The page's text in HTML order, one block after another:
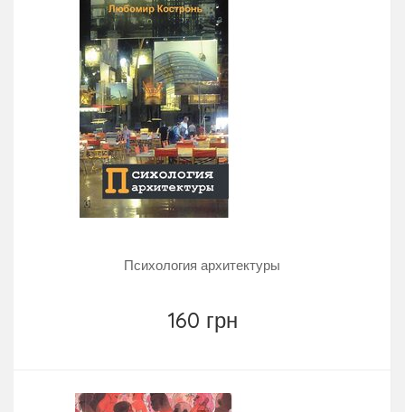
Психология архитектуры
160 грн